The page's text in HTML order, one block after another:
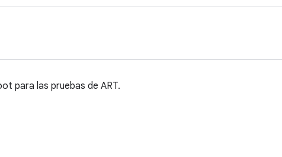
para las pruebas de ART.